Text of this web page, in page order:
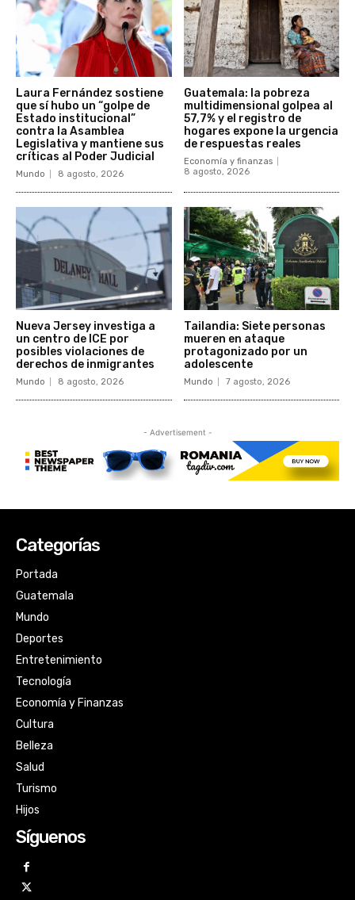
Categorías
Portada
Guatemala
Mundo
Deportes
Entretenimiento
Tecnología
Economía y Finanzas
Cultura
Belleza
Salud
Turismo
Hijos
Síguenos